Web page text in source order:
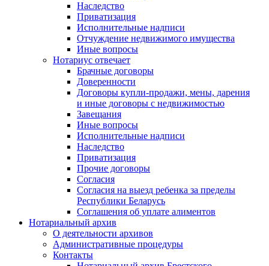
Наследство
Приватизация
Исполнительные надписи
Отчуждение недвижимого имущества
Иные вопросы
Нотариус отвечает
Брачные договоры
Доверенности
Договоры купли-продажи, мены, дарения
и иные договоры с недвижимостью
Завещания
Иные вопросы
Исполнительные надписи
Наследство
Приватизация
Прочие договоры
Согласия
Согласия на выезд ребенка за пределы
Республики Беларусь
Соглашения об уплате алиментов
Нотариальный архив
О деятельности архивов
Административные процедуры
Контакты